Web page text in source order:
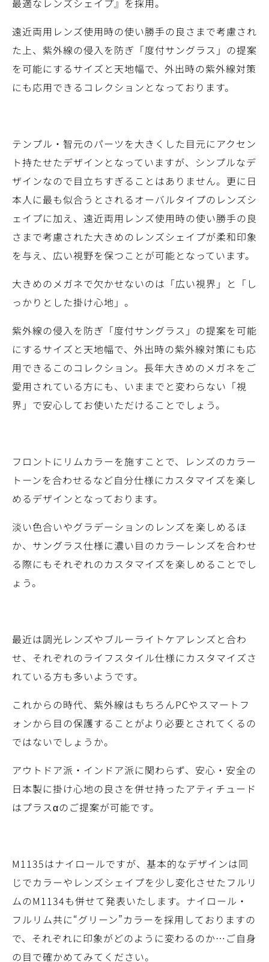
遠近両用レンズ使用時の使い勝手の良さまで考慮され
た上、紫外線の侵入を防ぎ「度付サングラス」の提案
を可能にするサイズと天地幅で、外出時の紫外線対策
にも応用できるコレクションとなっております。
テンプル・智元のパーツを大きくした目元にアクセン
ト持たせたデザインとなっていますが、シンプルなデ
ザインなので目立ちすぎることはありません。更に日
本人に最も似合うとされるオーバルタイプのレンズシ
ェイプに加え、遠近両用レンズ使用時の使い勝手の良
さまで考慮された大きめのレンズシェイプが柔和印象
を与え、広い視野を保つことが可能となっています。
大きめのメガネで欠かせないのは「広い視界」と「し
っかりとした掛け心地」。
紫外線の侵入を防ぎ「度付サングラス」の提案を可能
にするサイズと天地幅で、外出時の紫外線対策にも応
用できるこのコレクション。長年大きめのメガネをご
愛用されている方にも、いままでと変わらない「視
界」で安心してお使いただけることでしょう。
フロントにリムカラーを施すことで、レンズのカラー
トーンを合わせるなど自分仕様にカスタマイズを楽し
めるデザインとなっております。
淡い色合いやグラデーションのレンズを楽しめるほ
か、サングラス仕様に濃い目のカラーレンズを合わせ
る際にもそれぞれのカスタマイズを楽しめることでし
ょう。
最近は調光レンズやブルーライトケアレンズと合わ
せ、それぞれのライフスタイル仕様にカスタマイズさ
れている方も多いようです。
これからの時代、紫外線はもちろんPCやスマートフ
ォンから目の保護することがより必要とされてくるの
ではないでしょうか。
アウトドア派・インドア派に関わらず、安心・安全の
日本製に掛け心地の良さを併せ持ったアティチュード
はプラスαのご提案が可能です。
M1135はナイロールですが、基本的なデザインは同
じでカラーやレンズシェイプを少し変化させたフルリ
ムのM1134も併せて発表いたします。ナイロール・
フルリム共に“グリーン”カラーを採用しておりますの
で、それぞれに印象がどのように変わるのか…ご自身
の目で確かめてみてください。